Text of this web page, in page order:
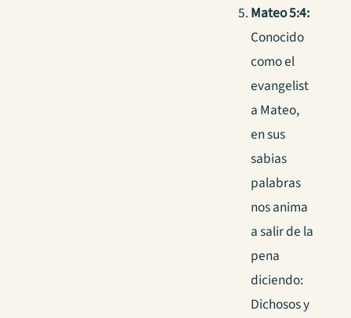
Mateo 5:4:
Conocido
como el
evangelist
a Mateo,
en sus
sabias
palabras
nos anima
a salir de la
pena
diciendo:
Dichosos y